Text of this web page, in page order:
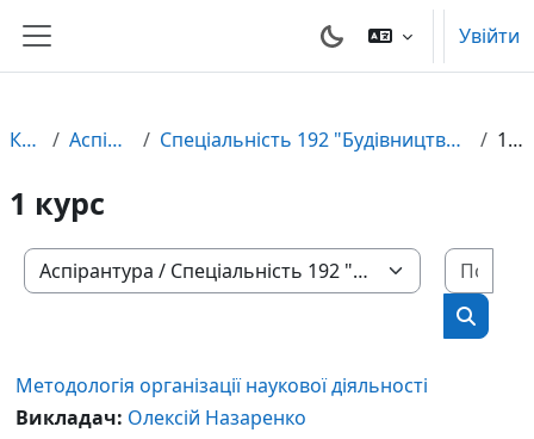
Бокова панель
Увійти
Курси Аспірантура Спеціальність 192 "Будівництво та цивільна інженерія" 1 курс
1 курс
Категорії курсів
Пошук
Методологія організації наукової діяльності
Викладач: Олексій Назаренко